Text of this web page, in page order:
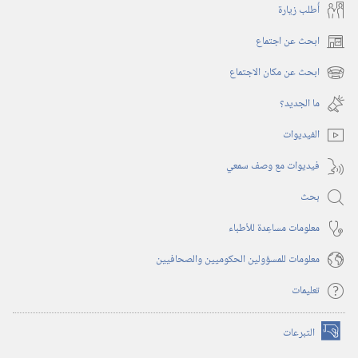
أُطلب زيارة
ابحث عن اجتماع (يفتح
نافذة
جديدة)
ابحث عن مكان الاجتماع (يفتح
نافذة
جديدة)
ما الجديد؟‏
الفيديوات
فيديوات مع وصف سمعي
بحث
معلومات مساعِدة للأطباء
معلومات للمسؤولين الحكوميين والصحافيين
تعليمات
التبرعات (يفتح